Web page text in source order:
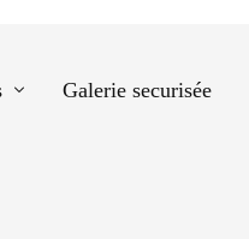
Galerie securisée